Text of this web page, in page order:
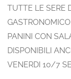
TUTTE LE SERE
GASTRONOMICO
PANINI CON
DISPONIBILI
VENERDI 10/7